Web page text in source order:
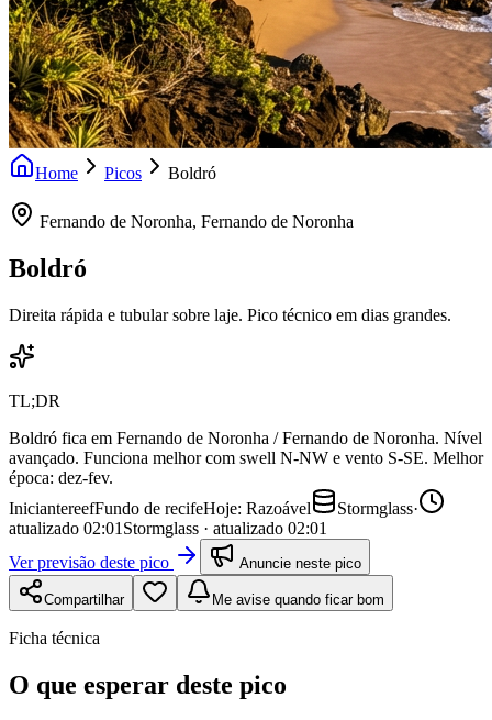
Home Picos Boldró
Fernando de Noronha, Fernando de Noronha
Boldró
Direita rápida e tubular sobre laje. Pico técnico em dias grandes.
TL;DR
Boldró fica em Fernando de Noronha / Fernando de Noronha. Nível
avançado. Funciona melhor com swell N-NW e vento S-SE. Melhor
época: dez-fev.
IniciantereefFundo de recifeHoje: Razoável Stormglass·
atualizado 02:01 Stormglass · atualizado 02:01
Ver previsão deste pico
Anuncie neste pico
Compartilhar Me avise quando ficar bom
Ficha técnica
O que esperar deste pico